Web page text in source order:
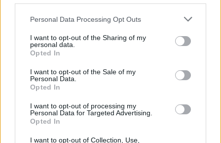
Personal Data Processing Opt Outs
I want to opt-out of the Sharing of my
personal data.
Opted In
I want to opt-out of the Sale of my
Personal Data.
Opted In
I want to opt-out of processing my
Personal Data for Targeted Advertising.
Opted In
I want to opt-out of Collection, Use,
Ranking de Javier Solis